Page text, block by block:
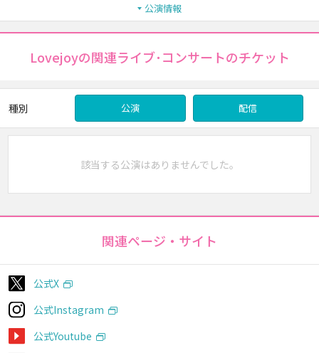
公演情報
Lovejoyの関連ライブ･コンサートのチケット
種別 公演 配信
該当する公演はありませんでした。
関連ページ・サイト
公式X
公式Instagram
公式Youtube